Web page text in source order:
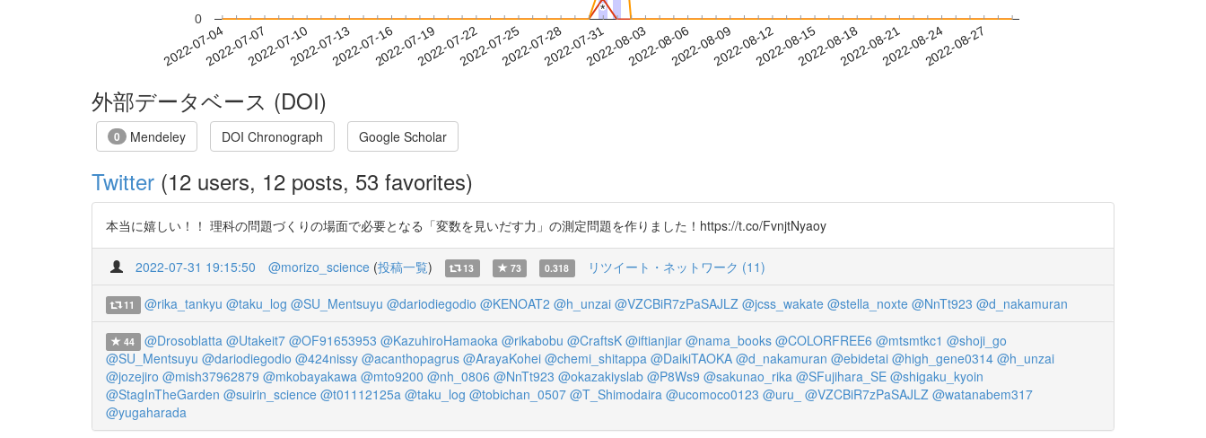
2022-07-042022-07-072022-07-102022-07-132022-07-162022-07-192022-07-222022-07-252022-07-282022-07-312022-08-032022-08-062022-08-092022-08-122022-08-152022-08-182022-08-212022-08-242022-08-27
0
*
*
外部データベース (DOI)
0 Mendeley DOI Chronograph Google Scholar
Twitter (12 users, 12 posts, 53 favorites)
本当に嬉しい！！ 理科の問題づくりの場面で必要となる「変数を見いだす力」の測定問題を作りました！https://t.co/FvnjtNyaoy
2022-07-31 19:15:50 @morizo_science (投稿一覧) 13 73 0.318 リツイート・ネットワーク (11)
11 @rika_tankyu @taku_log @SU_Mentsuyu @dariodiegodio @KENOAT2 @h_unzai @VZCBiR7zPaSAJLZ @jcss_wakate @stella_noxte @NnTt923 @d_nakamuran
44 @Drosoblatta @Utakeit7 @OF91653953 @KazuhiroHamaoka @rikabobu @CraftsK @iftianjiar @nama_books @COLORFREE6 @mtsmtkc1 @shoji_go
@SU_Mentsuyu @dariodiegodio @424nissy @acanthopagrus @ArayaKohei @chemi_shitappa @DaikiTAOKA @d_nakamuran @ebidetai @high_gene0314 @h_unzai
@jozejiro @mish37962879 @mkobayakawa @mto9200 @nh_0806 @NnTt923 @okazakiyslab @P8Ws9 @sakunao_rika @SFujihara_SE @shigaku_kyoin
@StagInTheGarden @suirin_science @t01112125a @taku_log @tobichan_0507 @T_Shimodaira @ucomoco0123 @uru_ @VZCBiR7zPaSAJLZ @watanabem317
@yugaharada